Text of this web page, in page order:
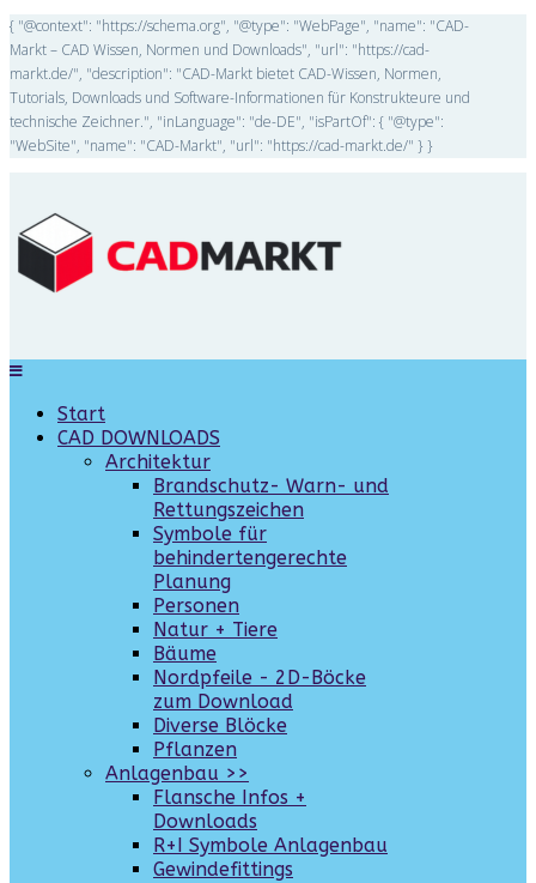
{ "@context": "https://schema.org", "@type": "WebPage", "name": "CAD-
Markt – CAD Wissen, Normen und Downloads", "url": "https://cad-
markt.de/", "description": "CAD-Markt bietet CAD-Wissen, Normen,
Tutorials, Downloads und Software-Informationen für Konstrukteure und
technische Zeichner.", "inLanguage": "de-DE", "isPartOf": { "@type":
"WebSite", "name": "CAD-Markt", "url": "https://cad-markt.de/" } }
Start
CAD DOWNLOADS
Architektur
Brandschutz- Warn- und
Rettungszeichen
Symbole für
behindertengerechte
Planung
Personen
Natur + Tiere
Bäume
Nordpfeile - 2D-Böcke
zum Download
Diverse Blöcke
Pflanzen
Anlagenbau >>
Flansche Infos +
Downloads
R+I Symbole Anlagenbau
Gewindefittings